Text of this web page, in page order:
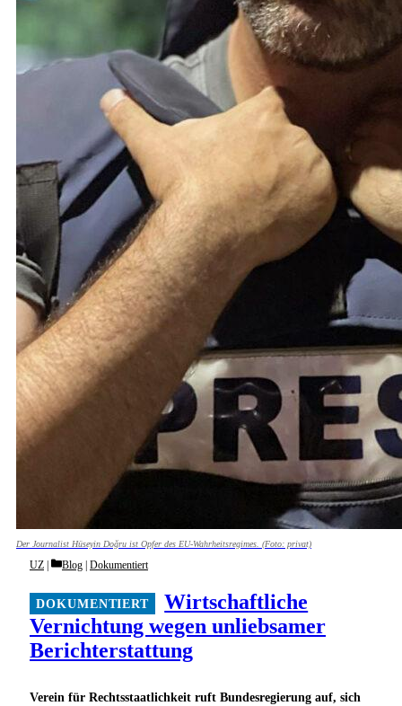
Der Journalist Hüseyin Doğru ist Opfer des EU-Wahrheitsregimes. (Foto: privat)
Verein für Rechtsstaatlichkeit ruft Bundesregierung auf, sich
Wirtschaftliche
Vernichtung wegen unliebsamer
Berichterstattung
UZ Categories
Blog Dokumentiert